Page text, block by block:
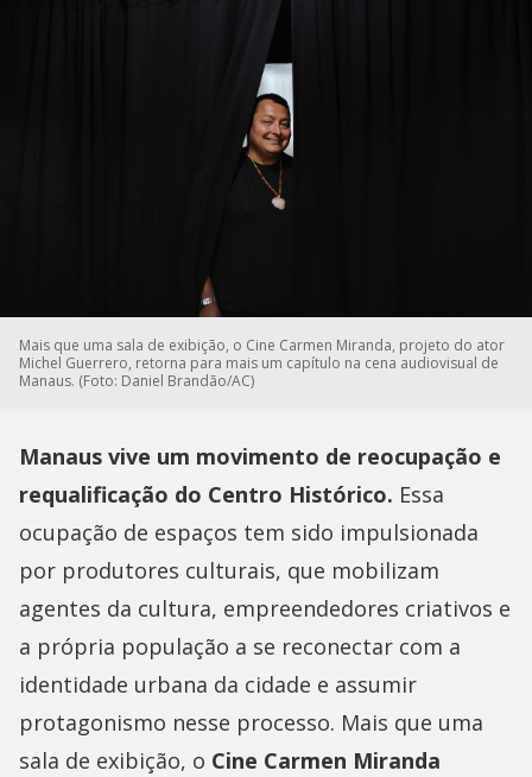
Mais que uma sala de exibição, o Cine Carmen Miranda, projeto do ator
Michel Guerrero, retorna para mais um capítulo na cena audiovisual de
Manaus. (Foto: Daniel Brandão/AC)
Manaus vive um movimento de reocupação e
requalificação do Centro Histórico. Essa
ocupação de espaços tem sido impulsionada
por produtores culturais, que mobilizam
agentes da cultura, empreendedores criativos e
a própria população a se reconectar com a
identidade urbana da cidade e assumir
protagonismo nesse processo. Mais que uma
sala de exibição, o Cine Carmen Miranda